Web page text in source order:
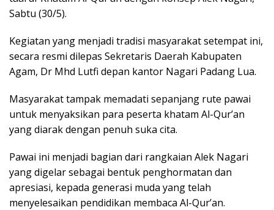
Sabtu (30/5).
Kegiatan yang menjadi tradisi masyarakat setempat ini,
secara resmi dilepas Sekretaris Daerah Kabupaten
Agam, Dr Mhd Lutfi depan kantor Nagari Padang Lua.
Masyarakat tampak memadati sepanjang rute pawai
untuk menyaksikan para peserta khatam Al-Qur’an
yang diarak dengan penuh suka cita.
Pawai ini menjadi bagian dari rangkaian Alek Nagari
yang digelar sebagai bentuk penghormatan dan
apresiasi, kepada generasi muda yang telah
menyelesaikan pendidikan membaca Al-Qur’an.